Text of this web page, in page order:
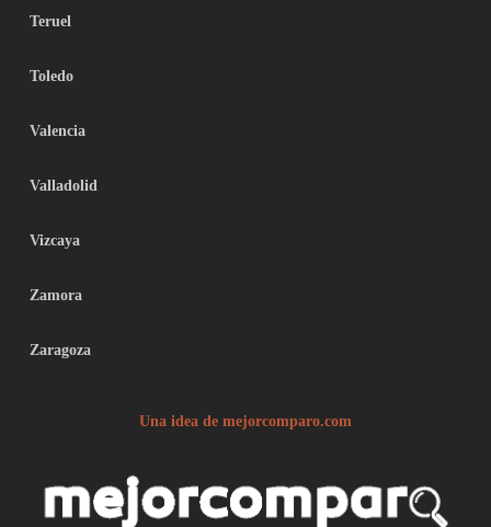
Teruel
Toledo
Valencia
Valladolid
Vizcaya
Zamora
Zaragoza
Una idea de mejorcomparo.com